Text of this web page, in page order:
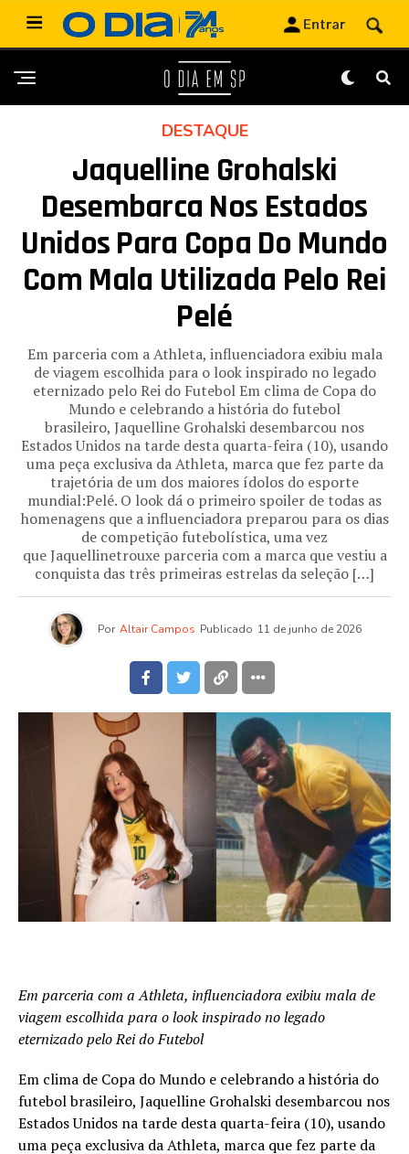
DESTAQUE
Jaquelline Grohalski
Desembarca Nos Estados
Unidos Para Copa Do Mundo
Com Mala Utilizada Pelo Rei
Pelé
Em parceria com a Athleta, influenciadora exibiu mala
de viagem escolhida para o look inspirado no legado
eternizado pelo Rei do Futebol Em clima de Copa do
Mundo e celebrando a história do futebol
brasileiro, Jaquelline Grohalski desembarcou nos
Estados Unidos na tarde desta quarta-feira (10), usando
uma peça exclusiva da Athleta, marca que fez parte da
trajetória de um dos maiores ídolos do esporte
mundial:Pelé. O look dá o primeiro spoiler de todas as
homenagens que a influenciadora preparou para os dias
de competição futebolística, uma vez
que Jaquellinetrouxe parceria com a marca que vestiu a
conquista das três primeiras estrelas da seleção […]
Por Altair Campos Publicado 11 de junho de 2026
Em parceria com a Athleta, influenciadora exibiu mala de
viagem escolhida para o look inspirado no legado
eternizado pelo Rei do Futebol
Em clima de Copa do Mundo e celebrando a história do
futebol brasileiro, Jaquelline Grohalski desembarcou nos
Estados Unidos na tarde desta quarta-feira (10), usando
uma peça exclusiva da Athleta, marca que fez parte da